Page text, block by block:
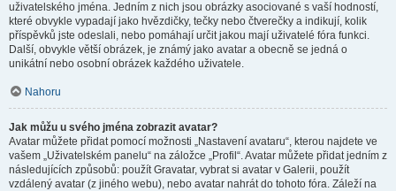
uživatelského jména. Jedním z nich jsou obrázky asociované s vaší hodností,
které obvykle vypadají jako hvězdičky, tečky nebo čtverečky a indikují, kolik
příspěvků jste odeslali, nebo pomáhají určit jakou mají uživatelé fóra funkci.
Další, obvykle větší obrázek, je známý jako avatar a obecně se jedná o
unikátní nebo osobní obrázek každého uživatele.
Nahoru
Jak můžu u svého jména zobrazit avatar?
Avatar můžete přidat pomocí možnosti „Nastavení avataru“, kterou najdete ve
vašem „Uživatelském panelu“ na záložce „Profil“. Avatar můžete přidat jedním z
následujících způsobů: použít Gravatar, vybrat si avatar v Galerii, použít
vzdálený avatar (z jiného webu), nebo avatar nahrát do tohoto fóra. Záleží na